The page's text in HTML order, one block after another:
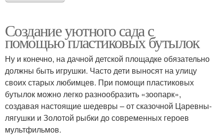
Создание уютного сада с
помощью пластиковых бутылок
Ну и конечно, на дачной детской площадке обязательно
должны быть игрушки. Часто дети выносят на улицу
своих старых любимцев. При помощи пластиковых
бутылок можно легко разнообразить «зоопарк»,
создавая настоящие шедевры – от сказочной Царевны-
лягушки и Золотой рыбки до современных героев
мультфильмов.